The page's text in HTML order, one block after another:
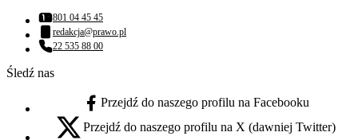
Numer telefonu:
801 04 45 45
Adres email:
redakcja@prawo.pl
Numer telefonu:
22 535 88 00
Śledź nas
facebook - otwiera się w nowej karcie
Przejdź do naszego profilu na Facebooku
x - otwiera się w nowej karcie
Przejdź do naszego profilu na X (dawniej Twitter)